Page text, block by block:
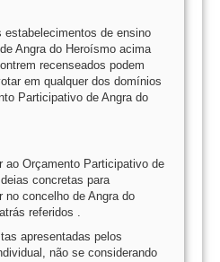
de ensino
Angra do Heroísmo acima
recenseados podem
em qualquer dos domínios
Participativo de Angra do
ao Orçamento Participativo de
concretas para
concelho de Angra do
referidos .
apresentadas pelos
não se considerando